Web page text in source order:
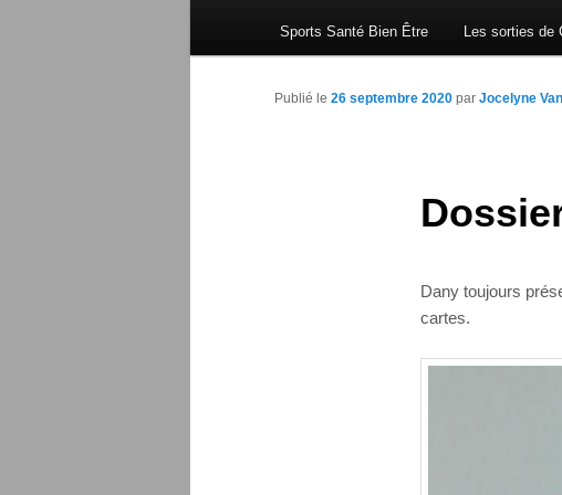
Sports Santé Bien Être Les sorties de
Publié le 26 septembre 2020 par Jocelyne
Dany toujours
cartes.